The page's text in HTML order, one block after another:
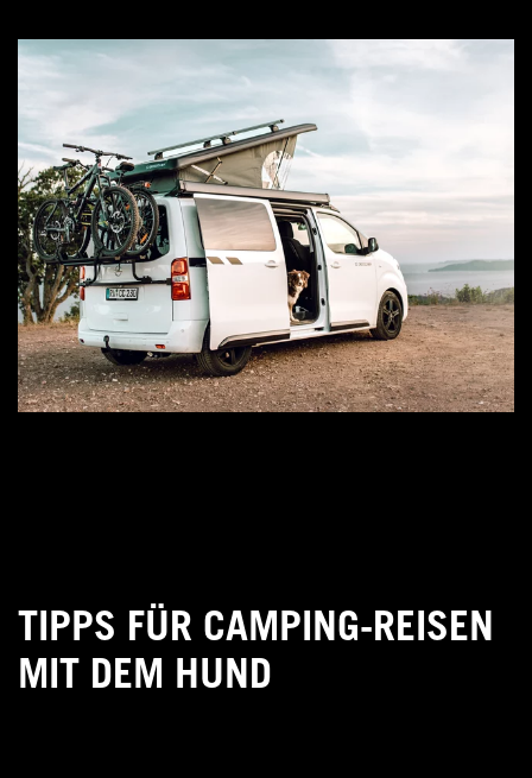
TIPPS FÜR CAMPING-REISEN
MIT DEM HUND